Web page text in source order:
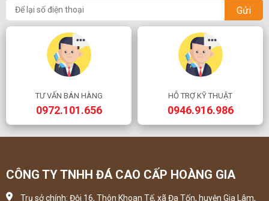
Gửi
TƯ VẤN BÁN HÀNG
0972.101.656
HỖ TRỢ KỸ THUẬT
0946.916.986
CÔNG TY TNHH ĐÁ CAO CẤP HOÀNG GIA
Trụ sở chính: Đội 16, Thôn Khoan Tế, xã Đa Tốn, huyện Gia Lâm,